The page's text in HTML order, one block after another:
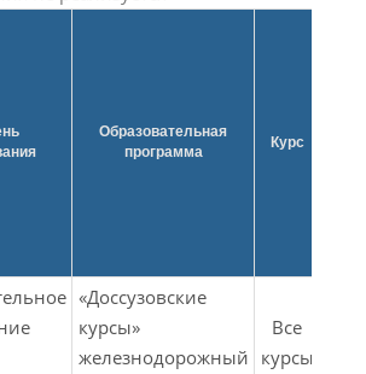
Образовательная
программа
Курс
«Доссузовские
курсы»
железнодорожный
Все
курсы